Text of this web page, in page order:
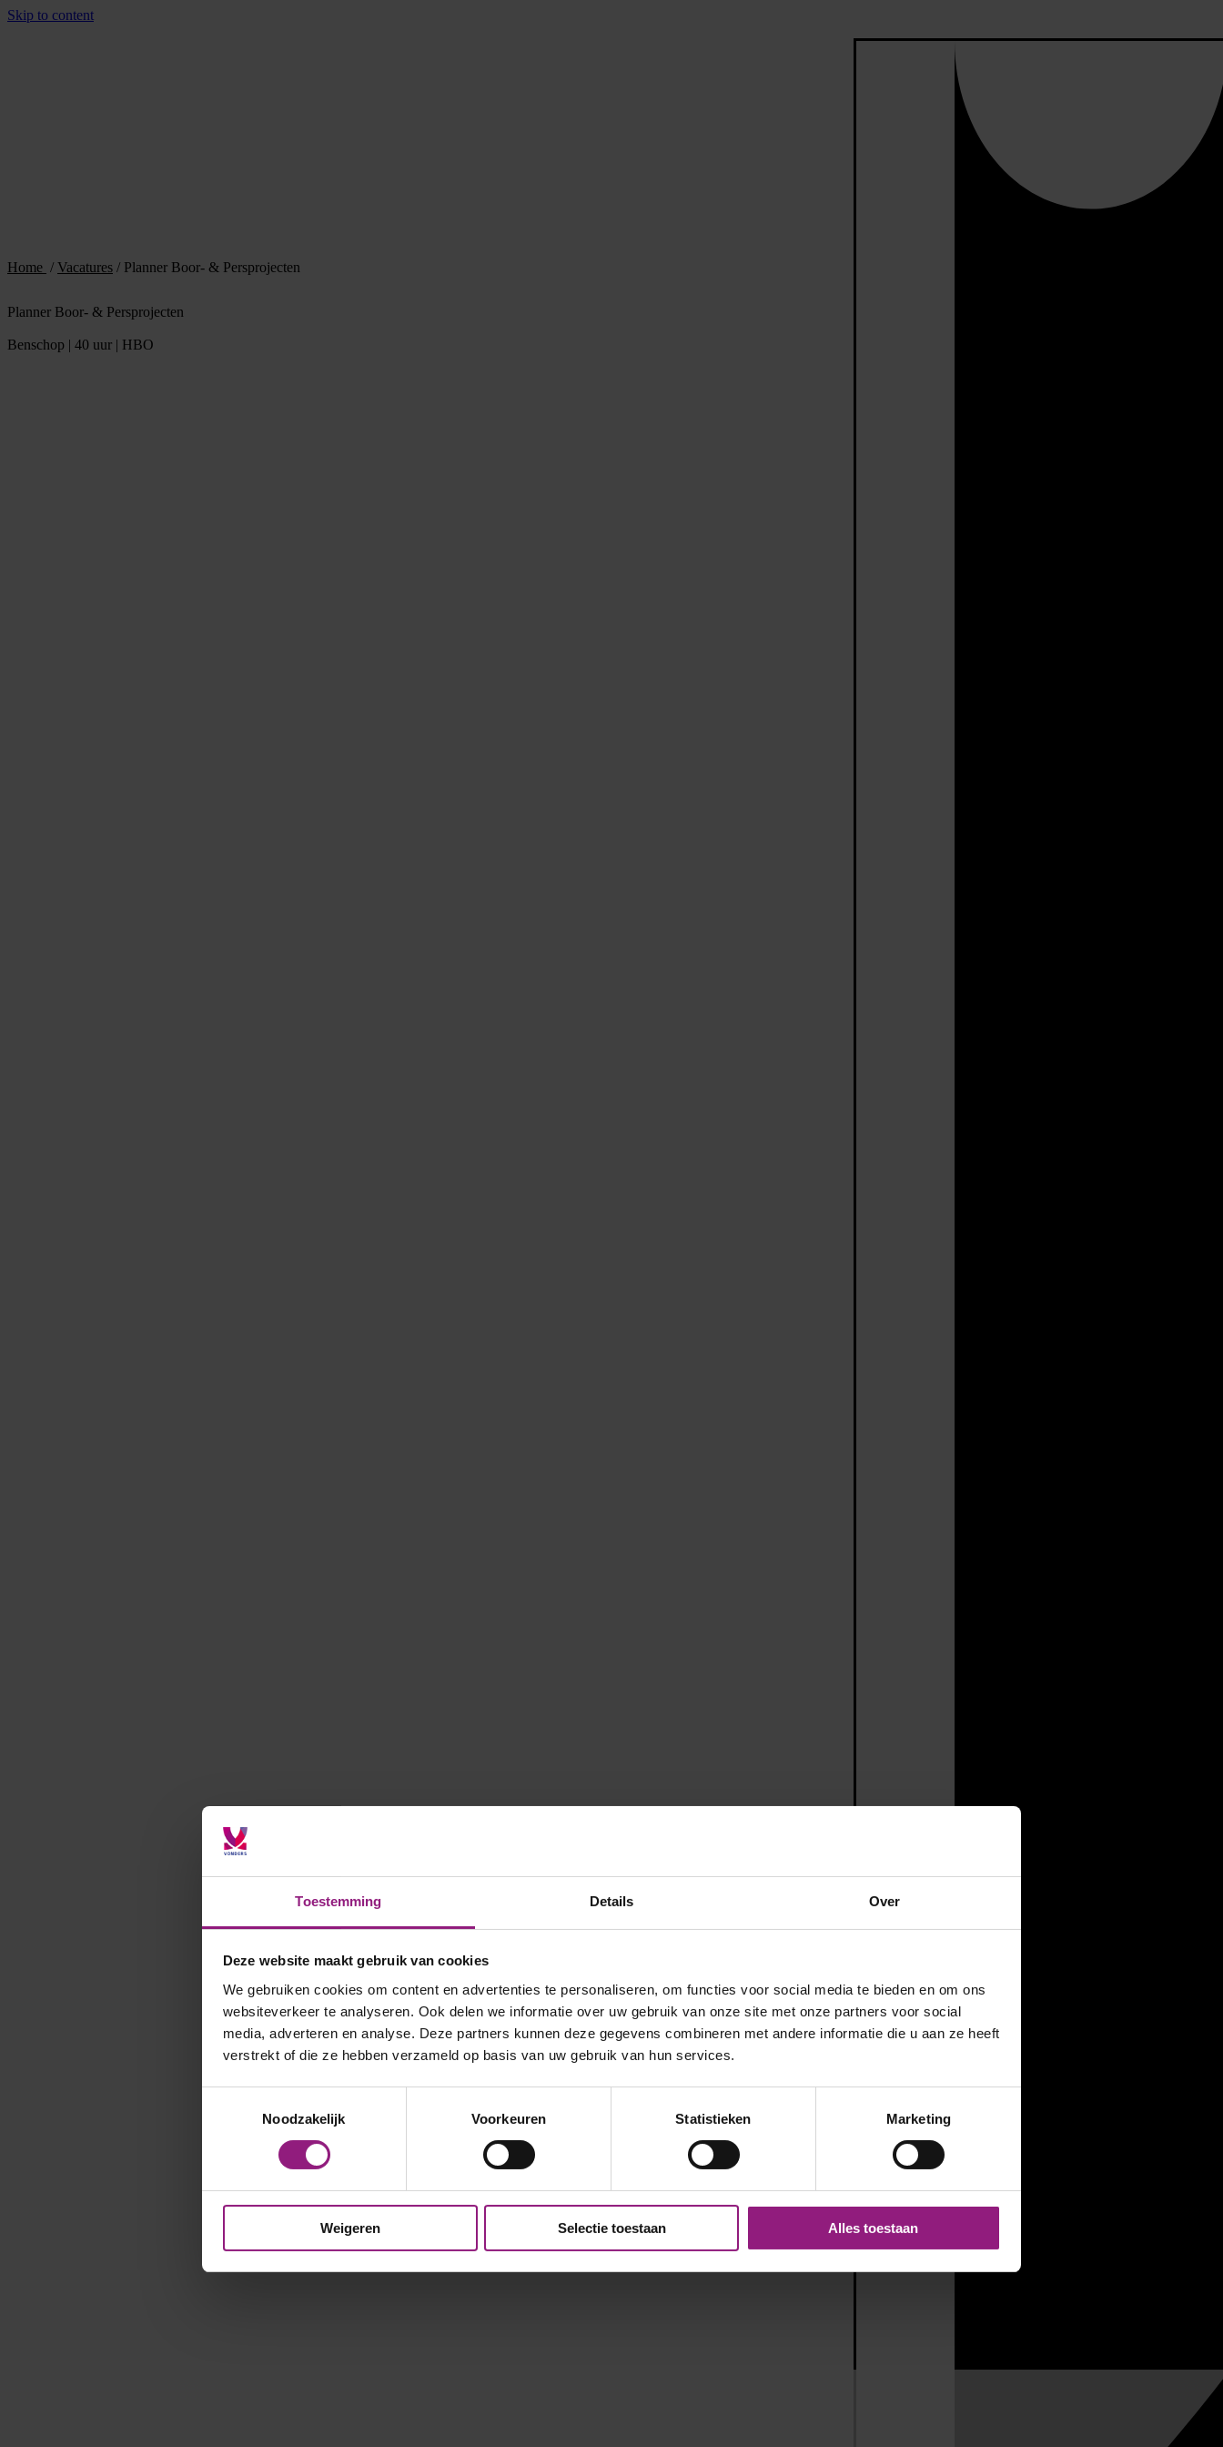
Toestemming Details Over
Deze website maakt gebruik van cookies
We gebruiken cookies om content en advertenties te personaliseren, om functies voor social media te bieden en om ons
websiteverkeer te analyseren. Ook delen we informatie over uw gebruik van onze site met onze partners voor social
media, adverteren en analyse. Deze partners kunnen deze gegevens combineren met andere informatie die u aan ze heeft
verstrekt of die ze hebben verzameld op basis van uw gebruik van hun services.
Noodzakelijk
Voorkeuren Statistieken Marketing
Weigeren Selectie toestaan Alles toestaan
Skip to content
Home / Vacatures / Planner Boor- & Persprojecten
Planner Boor- & Persprojecten
Benschop | 40 uur | HBO